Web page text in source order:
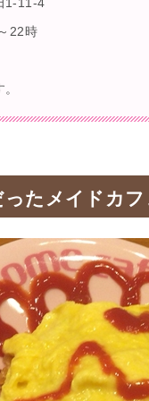
22時
たメイドカフ